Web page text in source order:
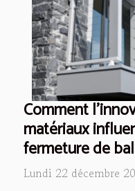
Comment
matériaux
fermeture de
Lundi 22 décembre